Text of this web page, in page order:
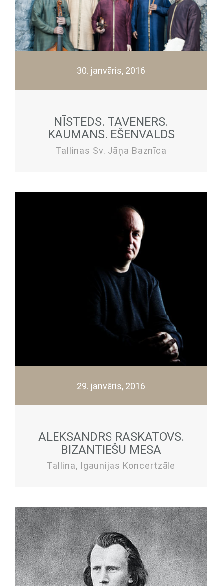
30. janvāris, 2016
NĪSTEDS. TAVENERS.
KAUMANS. EŠENVALDS
Tallinas Sv. Jāņa Baznīca
29. janvāris, 2016
ALEKSANDRS RASKATOVS.
BIZANTIEŠU MESA
Tallina, Igaunijas Koncertzāle